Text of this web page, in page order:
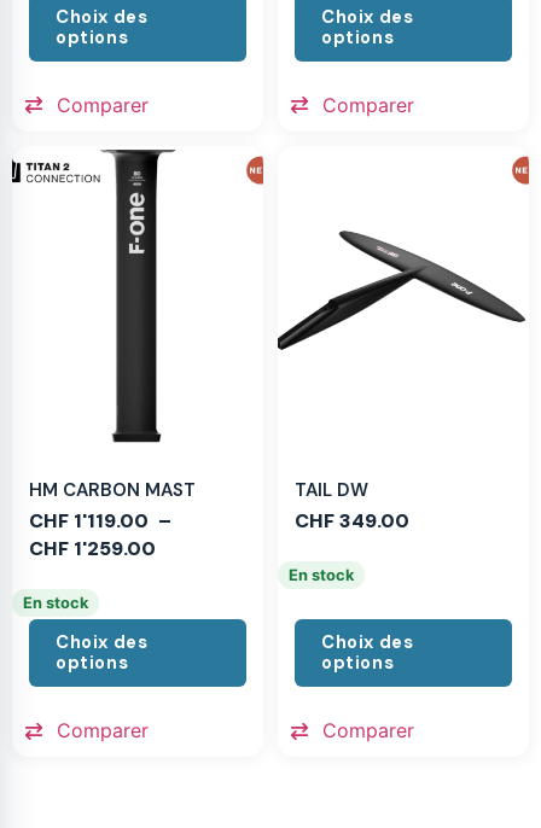
Choix des
options
Comparer
Choix des
options
Comparer
HM CARBON MAST
CHF 1'119.00 –
CHF 1'259.00
En stock
Choix des
options
Comparer
TAIL DW
CHF349.00
En stock
Choix des
options
Comparer